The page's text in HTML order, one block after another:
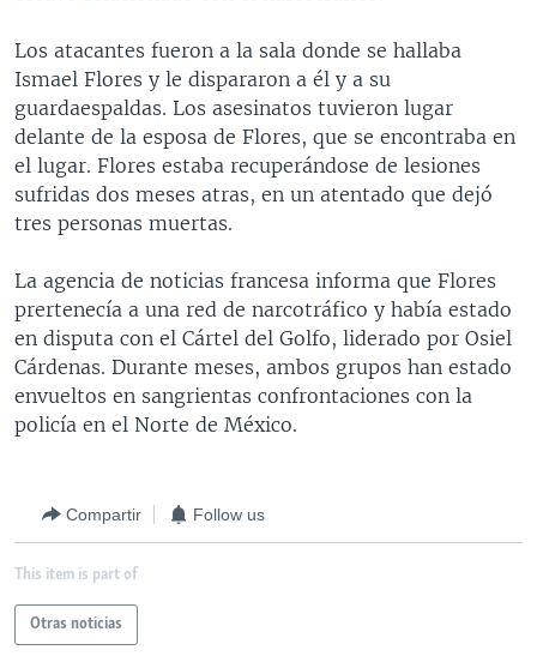
PERÚ
ECUADOR
VENEZUELA
BRASIL
GUATEMALA
HONDURAS
NICARAGUA
LIBERTAD DE PRENSA
MUNDO
ECONOMÍA
ENTRETENIMIENTO Y CULTURA
TECNOLOGÍA
DEPORTES
CIENCIA Y SALUD
LIBERTAD DE PRENSA
UCRANIA
MULTIMEDIA
VIDEOS
FOTOGRAFÍA
AUDIOS
PROGRAMAS TV
EL MUNDO AL DÍA
FORO INTERAMERICANO
VISIÓN 360
LAS CLAVES
PANORAMA
RADIO
AVANCE INFORMATIVO
AUDIONOTICIAS
BUENOS DÍAS AMÉRICA
ESTADOS UNIDOS AL DÍA
NOTA ECONÓMICA
ENTRETENIMIENTO
DIRECT
DOCUMENTALES DE LA VOA
Los atacantes fueron a la sala donde se hallaba
Ismael Flores y le dispararon a él y a su
guardaespaldas. Los asesinatos tuvieron lugar
delante de la esposa de Flores, que se encontraba en
el lugar. Flores estaba recuperándose de lesiones
sufridas dos meses atras, en un atentado que dejó
tres personas muertas.
La agencia de noticias francesa informa que Flores
prertenecía a una red de narcotráfico y había estado
en disputa con el Cártel del Golfo, liderado por Osiel
Cárdenas. Durante meses, ambos grupos han estado
envueltos en sangrientas confrontaciones con la
policía en el Norte de México.
Compartir Follow us
This item is part of
Otras noticias